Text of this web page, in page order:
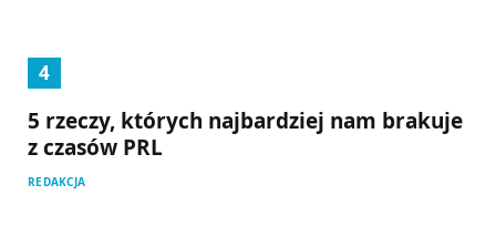
5 rzeczy, których najbardziej nam brakuje
z czasów PRL
REDAKCJA